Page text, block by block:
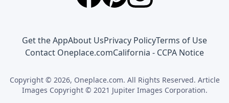
Get the AppAbout UsPrivacy PolicyTerms of Use
Contact Oneplace.comCalifornia - CCPA Notice
Copyright © 2026, Oneplace.com. All Rights Reserved. Article
Images Copyright © 2021 Jupiter Images Corporation.